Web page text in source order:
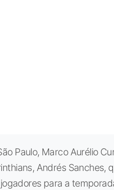
Paulo, Marco Aurélio
Andrés Sanches,
para a